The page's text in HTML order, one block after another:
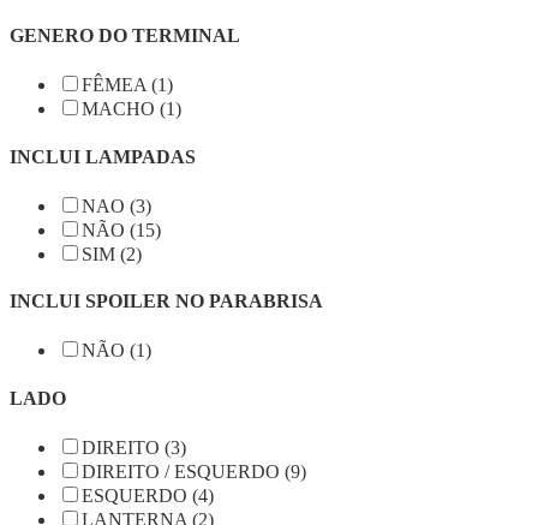
GENERO DO TERMINAL
FÊMEA (1)
MACHO (1)
INCLUI LAMPADAS
NAO (3)
NÃO (15)
SIM (2)
INCLUI SPOILER NO PARABRISA
NÃO (1)
LADO
DIREITO (3)
DIREITO / ESQUERDO (9)
ESQUERDO (4)
LANTERNA (2)